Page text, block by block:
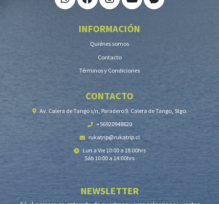
INFORMACIÓN
Quiénes somos
Contacto
Términos y Condiciones
CONTACTO
Av. Calera de Tango s/n, Paradero 9. Calera de Tango, Stgo.
+56920948620
rukatrip@rukatrip.cl
Lun a Vie 10:00 a 18:00hrs
Sáb 10:00 a 14:00hrs
NEWSLETTER